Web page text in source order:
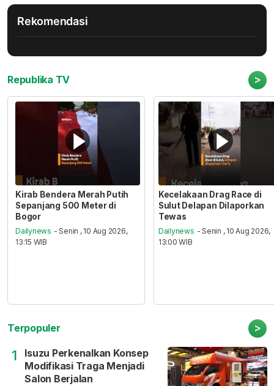
Rekomendasi
Republika TV >
Kirab Bendera Merah Putih
Sepanjang 500 Meter di
Bogor
Dailynews - Senin , 10 Aug 2026,
13:15 WIB
Kecelakaan Drag Race di
Sulut Delapan Dilaporkan
Tewas
Dailynews - Senin , 10 Aug 2026,
13:00 WIB
Terpopuler >
1
Isuzu Perkenalkan Konsep
Modifikasi Traga Menjadi
Salon Berjalan